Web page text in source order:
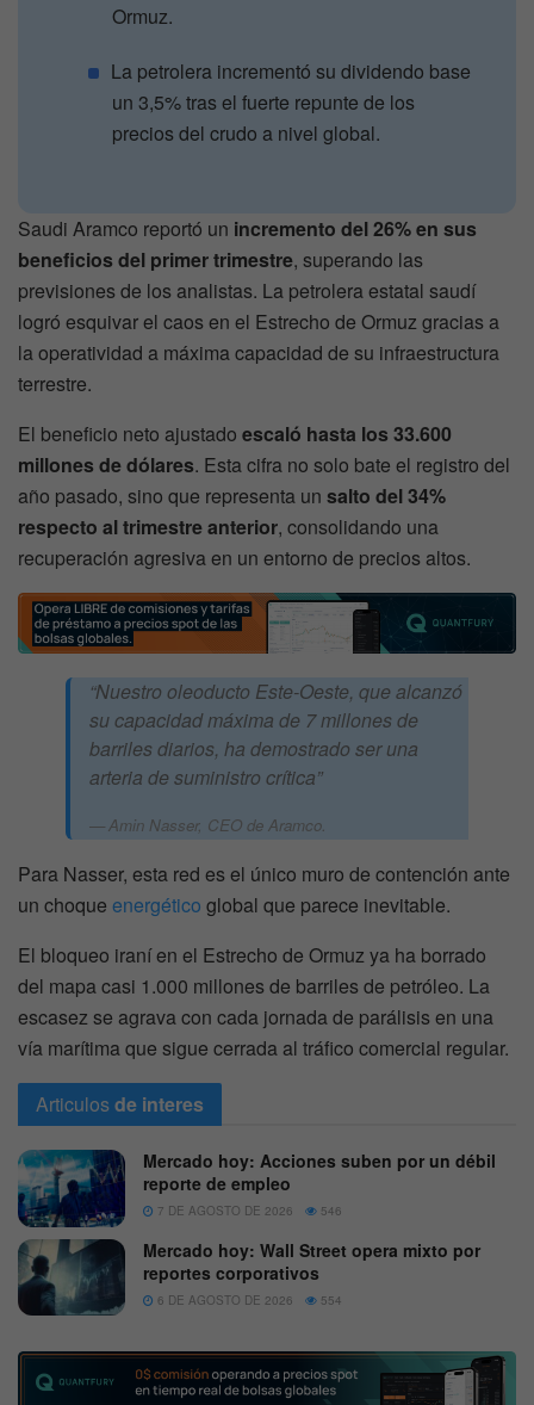
Ormuz.
La petrolera incrementó su dividendo base
un 3,5% tras el fuerte repunte de los
precios del crudo a nivel global.
Saudi Aramco reportó un incremento del 26% en sus
beneficios del primer trimestre, superando las
previsiones de los analistas. La petrolera estatal saudí
logró esquivar el caos en el Estrecho de Ormuz gracias a
la operatividad a máxima capacidad de su infraestructura
terrestre.
El beneficio neto ajustado escaló hasta los 33.600
millones de dólares. Esta cifra no solo bate el registro del
año pasado, sino que representa un salto del 34%
respecto al trimestre anterior, consolidando una
recuperación agresiva en un entorno de precios altos.
“Nuestro oleoducto Este-Oeste, que alcanzó
su capacidad máxima de 7 millones de
barriles diarios, ha demostrado ser una
arteria de suministro crítica”
Amin Nasser, CEO de Aramco.
Para Nasser, esta red es el único muro de contención ante
un choque energético global que parece inevitable.
El bloqueo iraní en el Estrecho de Ormuz ya ha borrado
del mapa casi 1.000 millones de barriles de petróleo. La
escasez se agrava con cada jornada de parálisis en una
vía marítima que sigue cerrada al tráfico comercial regular.
Articulosde interes
Mercado hoy: Acciones suben por un débil
reporte de empleo
7 DE AGOSTO DE 2026 546
Mercado hoy: Wall Street opera mixto por
reportes corporativos
6 DE AGOSTO DE 2026 554